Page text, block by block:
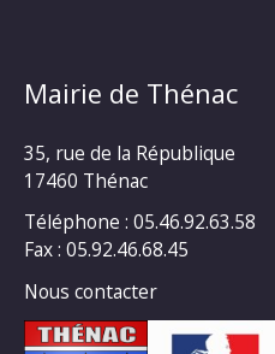
Mairie de Thénac
35, rue de la République
17460 Thénac
Téléphone : 05.46.92.63.58
Fax : 05.92.46.68.45
Nous contacter